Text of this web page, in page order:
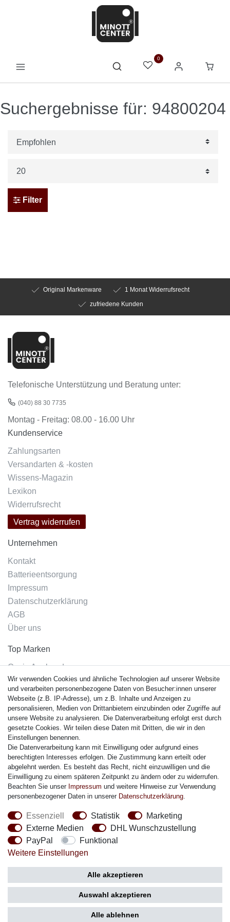
0
Suchergebnisse für: 94800204
Filter
Original Markenware
1 Monat Widerrufsrecht
zufriedene Kunden
Telefonische Unterstützung und Beratung unter:
(040) 88 30 7735
Montag - Freitag: 08.00 - 16.00 Uhr
Kundenservice
Zahlungsarten
Versandarten & -kosten
Wissens-Magazin
Lexikon
Widerrufsrecht
Vertrag widerrufen
Unternehmen
Kontakt
Batterieentsorgung
Impressum
Datenschutzerklärung
AGB
Über uns
Top Marken
Casio Armband
Festina Armband
Citizen Armband
M. Lacroix Armband
J. Lemans Armband
Uhrenarmbänder - Alle
Sicherheit
Social Media
Zahlung
Wir verwenden Cookies und ähnliche Technologien auf unserer Website
und verarbeiten personenbezogene Daten von Besucher:innen unserer
Webseite (z.B. IP-Adresse), um z.B. Inhalte und Anzeigen zu
personalisieren, Medien von Drittanbietern einzubinden oder Zugriffe auf
unsere Website zu analysieren. Die Datenverarbeitung erfolgt erst durch
gesetzte Cookies. Wir teilen diese Daten mit Dritten, die wir in den
Einstellungen benennen.
Die Datenverarbeitung kann mit Einwilligung oder aufgrund eines
berechtigten Interesses erfolgen. Die Zustimmung kann erteilt oder
abgelehnt werden. Es besteht das Recht, nicht einzuwilligen und die
Einwilligung zu einem späteren Zeitpunkt zu ändern oder zu widerrufen.
Beachten Sie unser Impressum und weitere Hinweise zur Verwendung
personenbezogener Daten in unserer Daten­schutz­erklärung
Essenziell Statistik
Marketing
Externe Medien
DHL Wunschzustellung
PayPal
Funktional
Weitere Einstellungen
Alle akzeptieren
Auswahl akzeptieren
Alle ablehnen